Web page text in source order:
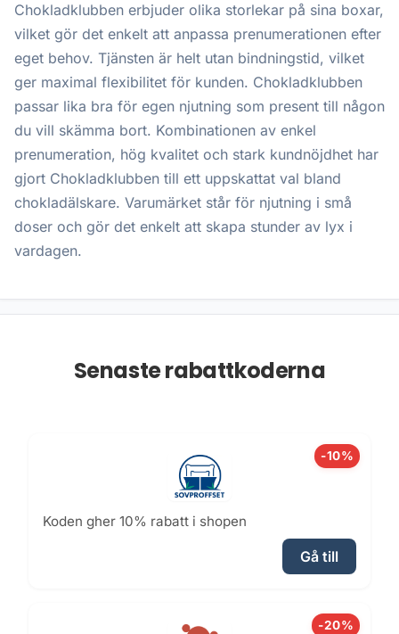
Chokladklubben erbjuder olika storlekar på sina boxar,
vilket gör det enkelt att anpassa prenumerationen efter
eget behov. Tjänsten är helt utan bindningstid, vilket
ger maximal flexibilitet för kunden. Chokladklubben
passar lika bra för egen njutning som present till någon
du vill skämma bort. Kombinationen av enkel
prenumeration, hög kvalitet och stark kundnöjdhet har
gjort Chokladklubben till ett uppskattat val bland
chokladälskare. Varumärket står för njutning i små
doser och gör det enkelt att skapa stunder av lyx i
vardagen.
Senaste rabattkoderna
-10%
Koden gher 10% rabatt i shopen
Gå till
-20%